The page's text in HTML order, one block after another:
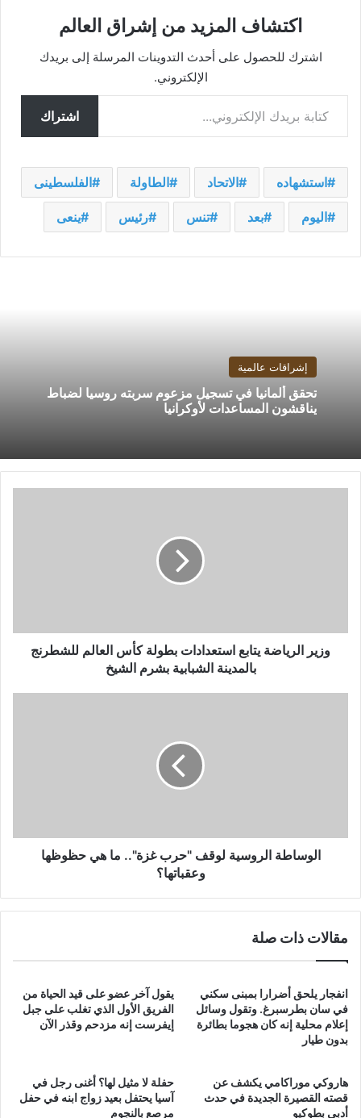
اكتشاف المزيد من إشراق العالم
اشترك للحصول على أحدث التدوينات المرسلة إلى بريدك
الإلكتروني.
كتابة بريدك الإلكتروني...
اشتراك
استشهاده الاتحاد الطاولة الفلسطينى
اليوم بعد تنس رئيس ينعى
إشراقات عالمية
تحقق ألمانيا في تسجيل مزعوم سربته روسيا لضباط
يناقشون المساعدات لأوكرانيا
بالمدينة
الشبابية
وزير الرياضة يتابع استعدادات بطولة كأس العالم للشطرنج
بالمدينة الشبابية بشرم الشيخ
وعقباتها؟
الوساطة الروسية لوقف "حرب غزة".. ما هي حظوظها
وعقباتها؟
مقالات ذات صلة
انفجار يلحق أضرارا بمبنى سكني
في سان بطرسبرغ. وتقول وسائل
إعلام محلية إنه كان هجوما بطائرة
بدون طيار
يقول آخر عضو على قيد الحياة من
الفريق الأول الذي تغلب على جبل
إيفرست إنه مزدحم وقذر الآن
هاروكي موراكامي يكشف عن
قصته القصيرة الجديدة في حدث
أدبي بطوكيو
حفلة لا مثيل لها؟ أغنى رجل في
آسيا يحتفل بعيد زواج ابنه في حفل
مرصع بالنجوم